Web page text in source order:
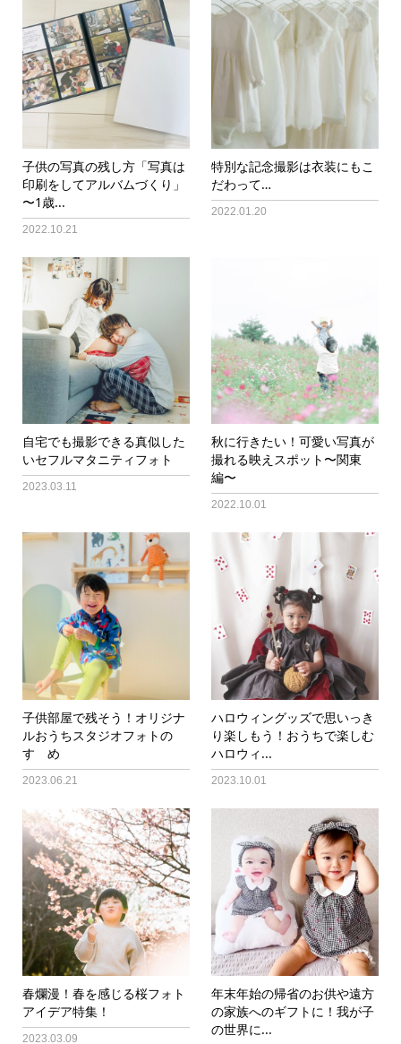
子供の写真の残し方「写真は
印刷をしてアルバムづくり」
〜1歳...
2022.10.21
特別な記念撮影は衣装にもこ
だわって…
2022.01.20
自宅でも撮影できる真似した
いセフルマタニティフォト
2023.03.11
秋に行きたい！可愛い写真が
撮れる映えスポット〜関東
編〜
2022.10.01
子供部屋で残そう！オリジナ
ルおうちスタジオフォトの
すゝめ
2023.06.21
ハロウィングッズで思いっき
り楽しもう！おうちで楽しむ
ハロウィ...
2023.10.01
春爛漫！春を感じる桜フォト
アイデア特集！
2023.03.09
年末年始の帰省のお供や遠方
の家族へのギフトに！我が子
の世界に...